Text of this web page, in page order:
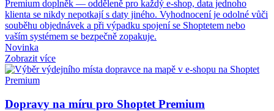
Premium doplněk — odděleně pro každý e-shop, data jednoho
klienta se nikdy nepotkají s daty jiného. Vyhodnocení je odolné vůči
souběhu objednávek a při výpadku spojení se Shoptetem nebo
vaším systémem se bezpečně zopakuje.
Novinka
Zobrazit více
Dopravy na míru pro Shoptet Premium